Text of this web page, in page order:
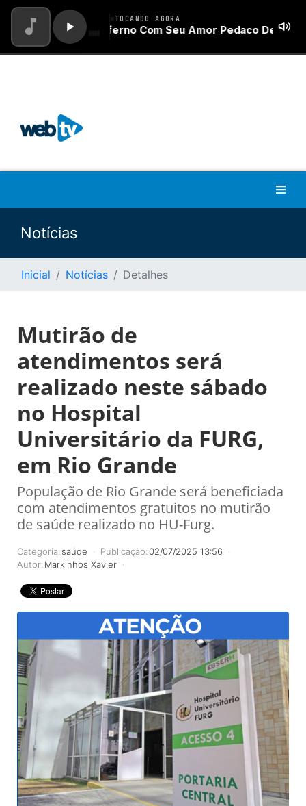
Notícias
Inicial Notícias Detalhes
Mutirão de
atendimentos será
realizado neste sábado
no Hospital
Universitário da FURG,
em Rio Grande
População de Rio Grande será beneficiada
com atendimentos gratuitos no mutirão
de saúde realizado no HU-Furg.
Categoria: saúde Publicação:02/07/2025 13:56
Autor: Markinhos Xavier